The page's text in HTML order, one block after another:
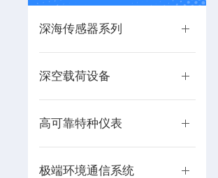
深海传感器系列
深空载荷设备
高可靠特种仪表
极端环境通信系统